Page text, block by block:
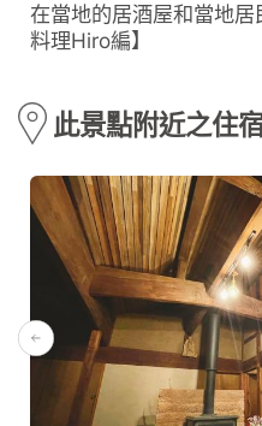
在當地的居酒屋和當地
料理Hiro編】
此景點附近之住